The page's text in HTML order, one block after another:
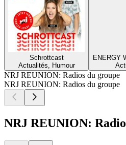
Schrottcast
Actualités, Humour
ENERGY
NRJ REUNION: Radios du groupe
NRJ REUNION: Radios du groupe
NRJ REUNION: